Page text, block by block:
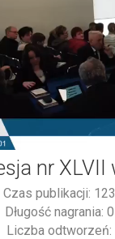
nr
Czas publikacji:
Długość nagrania:
Liczba odtworzeń: